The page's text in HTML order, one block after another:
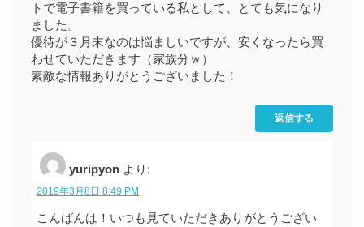
トで電子書籍を買っている私として、とても気になり
ました。
優待が３月末なのは悩ましいですが、安くなったら買
わせていただきます（家族分ｗ）
素敵な情報ありがとうございました！
返信する
yuripyon より:
2019年3月8日 8:49 PM
こんばんは！いつも見ていただきありがとうござい